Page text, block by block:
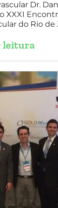
do
Dr.
XXXI
do Rio de
tratamento
leitura